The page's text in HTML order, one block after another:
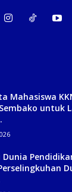
Mahasiswa
untuk
Dunia